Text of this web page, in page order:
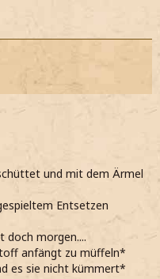
und mit dem Ärmel
Entsetzen
doch morgen....
anfängt zu müffeln*
es sie nicht kümmert*